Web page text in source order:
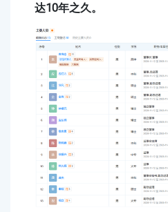
达10年之久。